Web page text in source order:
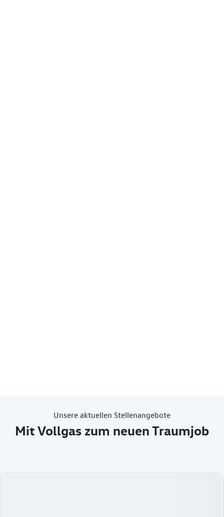
Unsere aktuellen Stellenangebote
Mit Vollgas zum neuen Traumjob